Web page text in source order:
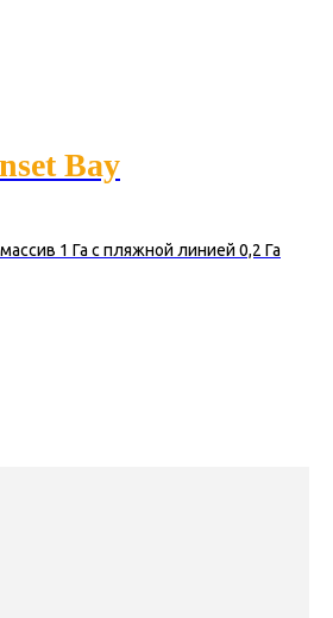
Bay
1 Га с пляжной линией 0,2 Га